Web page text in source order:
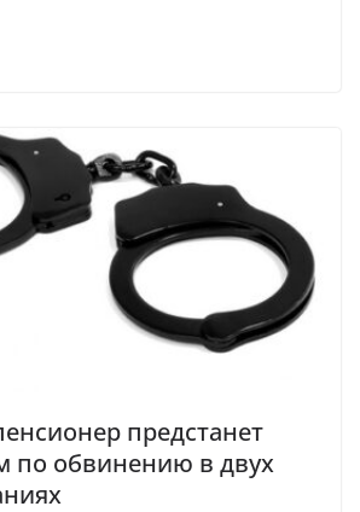
предстанет
по обвинению в двух